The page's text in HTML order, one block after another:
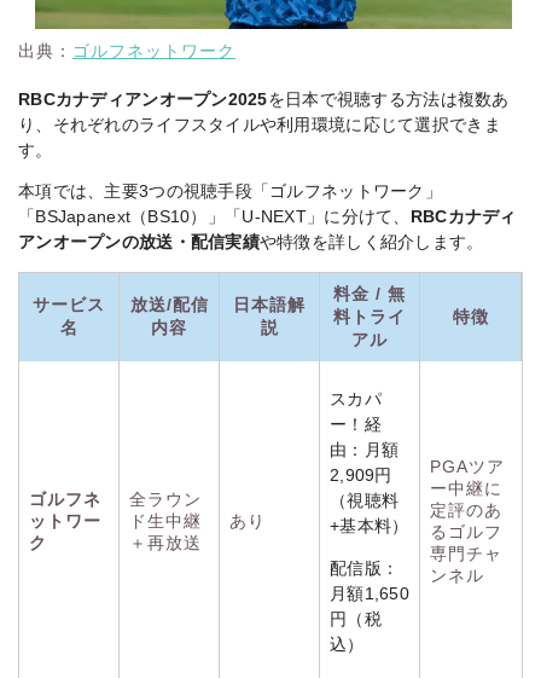
出典： ゴルフネットワーク
RBCカナディアンオープン2025を日本で視聴する方法は複数あ
り、それぞれのライフスタイルや利用環境に応じて選択できま
す。
本項では、主要3つの視聴手段「ゴルフネットワーク」
「BSJapanext（BS10）」「U-NEXT」に分けて、
RBCカナディ
アンオープンの放送・配信実績や特徴を詳しく紹介します。
サービス
名
放送/配信
内容
日本語解
説
料金 / 無
料トライ
アル
特徴
ゴルフネ
ットワー
ク
全ラウン
ド生中継
＋再放送
あり
スカパ
ー！経
由：月額
2,909円
（視聴料
+基本料）
配信版：
月額1,650
円（税
込）
PGAツア
ー中継に
定評のあ
るゴルフ
専門チャ
ンネル